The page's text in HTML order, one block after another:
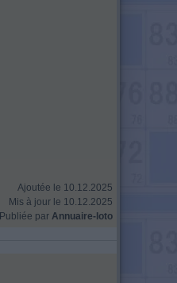
Ajoutée le 10.12.2025
Mis à jour le 10.12.2025
Publiée par Annuaire-loto